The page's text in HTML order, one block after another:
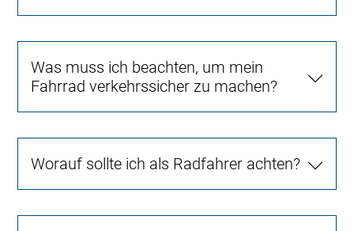
Was muss ich beachten, um mein
Fahrrad verkehrssicher zu machen?
Worauf sollte ich als Radfahrer achten?